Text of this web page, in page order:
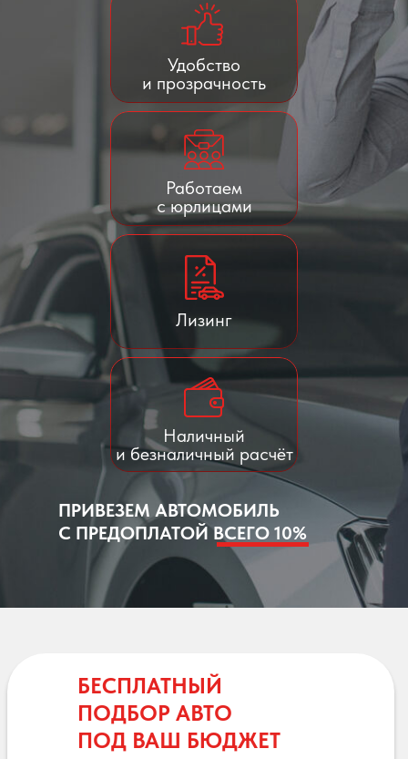
Удобство
и прозрачность
Работаем
с юрлицами
Лизинг
Наличный
и безналичный расчёт
ПРИВЕЗЕМ АВТОМОБИЛЬ
С ПРЕДОПЛАТОЙ ВСЕГО 10%
БЕСПЛАТНЫЙ
ПОДБОР АВТО
ПОД ВАШ БЮДЖЕТ